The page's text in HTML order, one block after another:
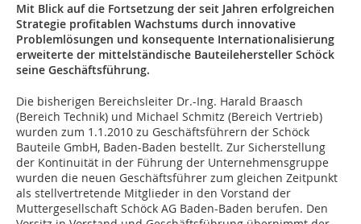
Mit Blick auf die Fortsetzung der seit Jahren erfolgreichen
Strategie profitablen Wachstums durch innovative
Problemlösungen und konsequente Internationalisierung
erweiterte der mittelständische Bauteilehersteller Schöck
seine Geschäftsführung.
Die bisherigen Bereichsleiter Dr.-Ing. Harald Braasch
(Bereich Technik) und Michael Schmitz (Bereich Vertrieb)
wurden zum 1.1.2010 zu Geschäftsführern der Schöck
Bauteile GmbH, Baden-Baden bestellt. Zur Sicherstellung
der Kontinuität in der Führung der Unternehmensgruppe
wurden die neuen Geschäftsführer zum gleichen Zeitpunkt
als stellvertretende Mitglieder in den Vorstand der
Muttergesellschaft Schöck AG Baden-Baden berufen. Den